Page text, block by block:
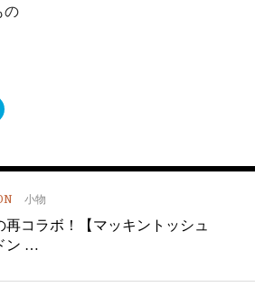
の
小物
再コラボ！【マッキントッシュ
ン …